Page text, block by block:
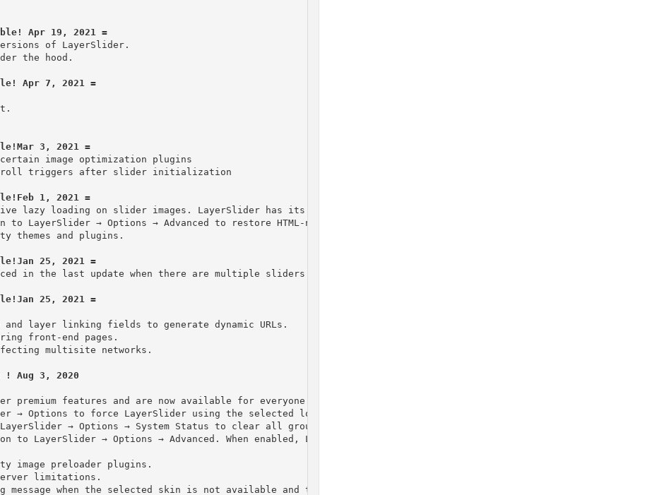
of LayerSlider.
the hood.
image optimization plugins
scroll triggers after slider initialization
lazy loading on slider images. LayerSlider has its own lazy loading mechanism that’s more suitable for sliders
LayerSlider → Options → Advanced to restore HTML-native lazy loading.
themes and plugins.
in the last update when there are multiple sliders on page.
and layer linking fields to generate dynamic URLs.
front-end pages.
multisite networks.
Aug 3, 2020
premium features and are now available for everyone. We've also unlocked certain slider templates, which were
→ Options to force LayerSlider using the selected locale.
→ Options → System Status to clear all groups with a single action.
to LayerSlider → Options → Advanced. When enabled, LayerSlider will attempt to empty the caches of the most
image preloader plugins.
limitations.
message when the selected skin is not available and the slider is defaulting to another skin.